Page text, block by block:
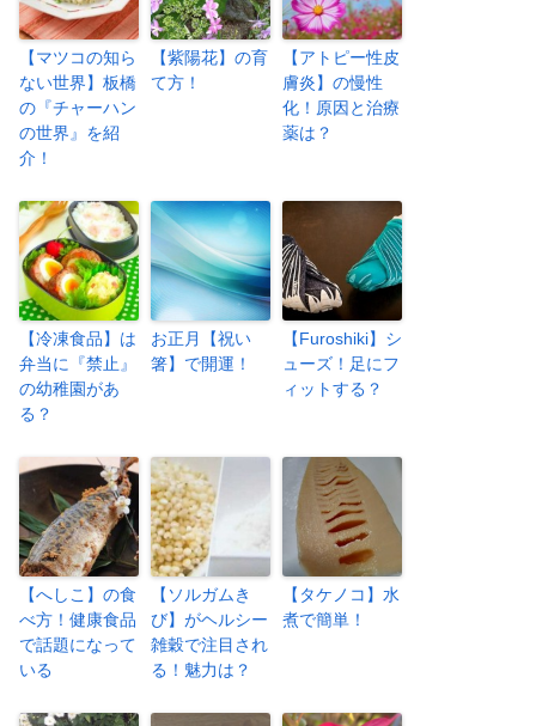
【マツコの知ら
ない世界】板橋
の『チャーハン
の世界』を紹
介！
【紫陽花】の育
て方！
【アトピー性皮
膚炎】の慢性
化！原因と治療
薬は？
【冷凍食品】は
弁当に『禁止』
の幼稚園があ
る？
お正月【祝い
箸】で開運！
【Furoshiki】シ
ューズ！足にフ
ィットする？
【へしこ】の食
べ方！健康食品
で話題になって
いる
【ソルガムき
び】がヘルシー
雑穀で注目され
る！魅力は？
【タケノコ】水
煮で簡単！